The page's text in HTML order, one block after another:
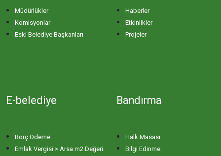
Müdürlükler
Komisyonlar
Eski Belediye Başkanları
Haberler
Etkinlikler
Projeler
E-belediye
Borç Ödeme
Emlak Vergisi > Arsa m2 Değeri
Bandırma
Halk Masası
Bilgi Edinme